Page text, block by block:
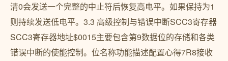
清0会发送一个完整的中止符后恢复高电平。如果保持为1
则持续发送低电平。3.3 高级控制与错误中断SCC3寄存器
SCC3寄存器地址$0015主要包含第9数据位的存储和各类
错误中断的使能控制。位名称功能描述配置心得7R8接收